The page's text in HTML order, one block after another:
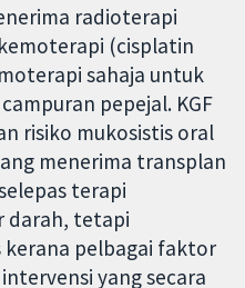
radioterapi
(cisplatin
sahaja untuk
pepejal. KGF
risiko mukosistis oral
menerima transplan
terapi
darah, tetapi
kerana pelbagai faktor
yang secara